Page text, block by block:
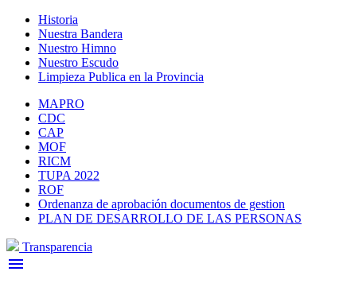
Historia
Nuestra Bandera
Nuestro Himno
Nuestro Escudo
Limpieza Publica en la Provincia
MAPRO
CDC
CAP
MOF
RICM
TUPA 2022
ROF
Ordenanza de aprobación documentos de gestion
PLAN DE DESARROLLO DE LAS PERSONAS
Transparencia
menu